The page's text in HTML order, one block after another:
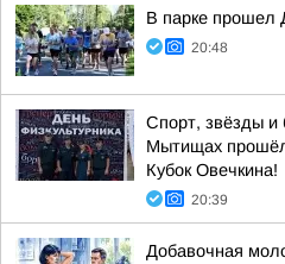
В парке прошел
20:48
Спорт, звёзды и
Мытищах
Кубок Овечкина!
20:39
Добавочная